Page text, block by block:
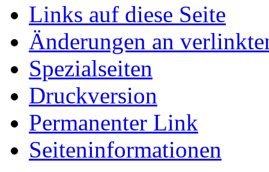
Links auf diese Seite
Änderungen an
Spezialseiten
Druckversion
Permanenter Link
Seiten­­informationen